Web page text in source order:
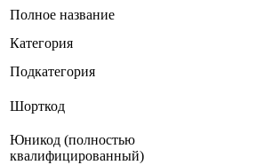
Полное название
Категория
Подкатегория
Шорткод
Юникод (полностью
квалифицированный)